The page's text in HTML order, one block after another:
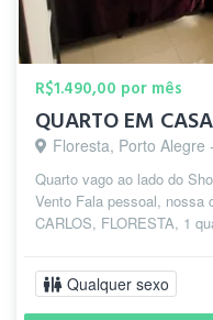
R$1.490,00 por mês
Floresta, Porto Alegre
Quarto vago ao lado do
Vento Fala pessoal, nossa
CARLOS, FLORESTA, 1
Qualquer sexo